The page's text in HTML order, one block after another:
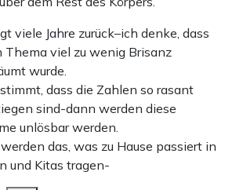
viele Jahre zurück–ich denke, dass
Thema viel zu wenig Brisanz
wurde.
dass die Zahlen so rasant
sind-dann werden diese
unlösbar werden.
das, was zu Hause passiert in
und Kitas tragen-